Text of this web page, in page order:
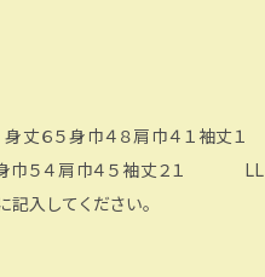
５４肩巾４５袖丈２１ LL
入してください。